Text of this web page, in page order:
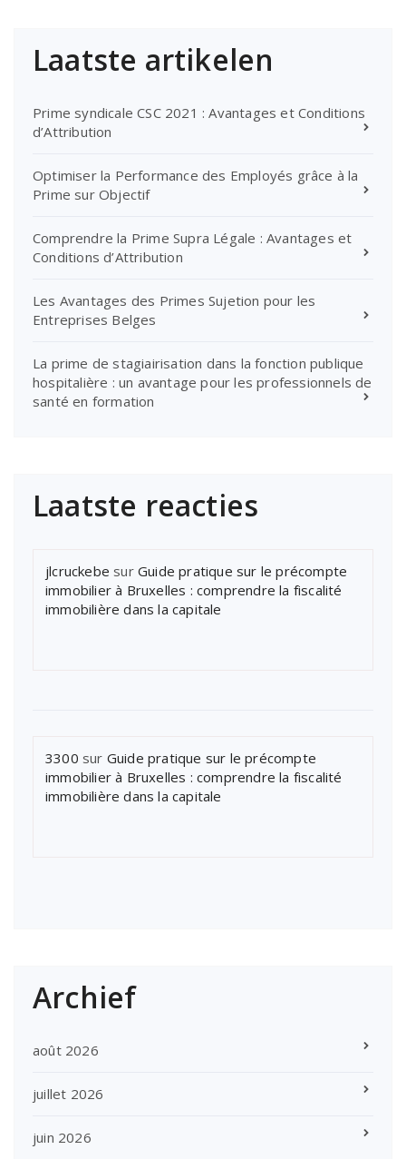
Laatste artikelen
Prime syndicale CSC 2021 : Avantages et Conditions
d’Attribution
Optimiser la Performance des Employés grâce à la
Prime sur Objectif
Comprendre la Prime Supra Légale : Avantages et
Conditions d’Attribution
Les Avantages des Primes Sujetion pour les
Entreprises Belges
La prime de stagiairisation dans la fonction publique
hospitalière : un avantage pour les professionnels de
santé en formation
Laatste reacties
jlcruckebe sur Guide pratique sur le précompte
immobilier à Bruxelles : comprendre la fiscalité
immobilière dans la capitale
3300 sur Guide pratique sur le précompte
immobilier à Bruxelles : comprendre la fiscalité
immobilière dans la capitale
Archief
août 2026
juillet 2026
juin 2026